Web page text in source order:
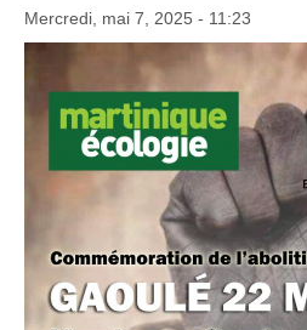
Mercredi, mai 7, 2025 - 11:23